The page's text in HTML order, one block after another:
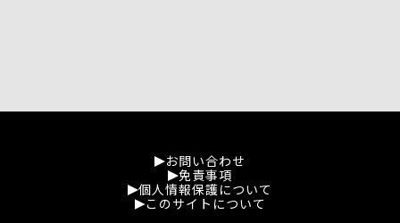
お問い合わせ
免責事項
個人情報保護について
このサイトについて